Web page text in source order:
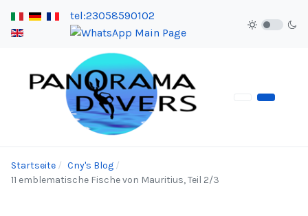
tel:23058590102
Startseite
Cny's Blog
11 emblematische Fische von Mauritius, Teil 2/3